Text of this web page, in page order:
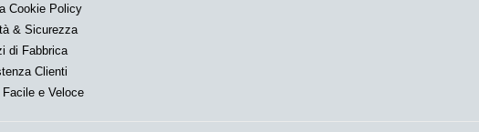
Cookie Policy
& Sicurezza
di Fabbrica
Clienti
Facile e Veloce